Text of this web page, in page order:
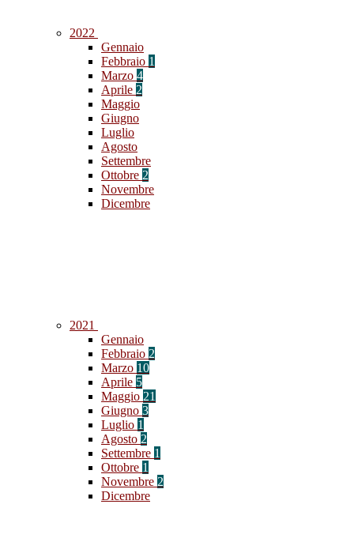
2022
Gennaio
Febbraio 1
Marzo 4
Aprile 2
Maggio
Giugno
Luglio
Agosto
Settembre
Ottobre 2
Novembre
Dicembre
2021
Gennaio
Febbraio 2
Marzo 10
Aprile 5
Maggio 21
Giugno 3
Luglio 1
Agosto 2
Settembre 1
Ottobre 1
Novembre 2
Dicembre